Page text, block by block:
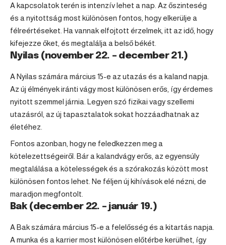
A kapcsolatok terén is intenzív lehet a nap. Az őszinteség
és a nyitottság most különösen fontos, hogy elkerülje a
félreértéseket. Ha vannak elfojtott érzelmek, itt az idő, hogy
kifejezze őket, és megtalálja a belső békét.
Nyilas (november 22. – december 21.)
A Nyilas számára március 15-e az utazás és a kaland napja.
Az új élmények iránti vágy most különösen erős, így érdemes
nyitott szemmel járnia. Legyen szó fizikai vagy szellemi
utazásról, az új tapasztalatok sokat hozzáadhatnak az
életéhez.
Fontos azonban, hogy ne feledkezzen meg a
kötelezettségeiről. Bár a kalandvágy erős, az egyensúly
megtalálása a kötelességek és a szórakozás között most
különösen fontos lehet. Ne féljen új kihívások elé nézni, de
maradjon megfontolt.
Bak (december 22. – január 19.)
A Bakszámára március 15-e a felelősség és a kitartás napja.
A munka és a karrier most különösen előtérbe kerülhet, így